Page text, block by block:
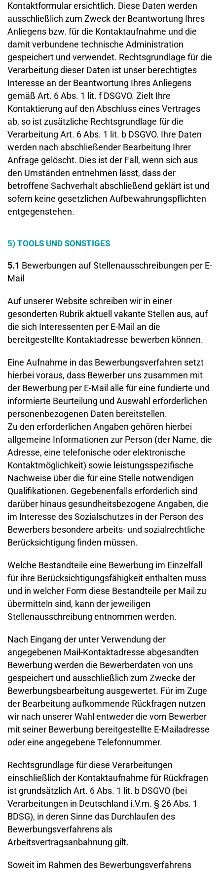
Kontaktformular ersichtlich. Diese Daten werden
ausschließlich zum Zweck der Beantwortung Ihres
Anliegens bzw. für die Kontaktaufnahme und die
damit verbundene technische Administration
gespeichert und verwendet. Rechtsgrundlage für die
Verarbeitung dieser Daten ist unser berechtigtes
Interesse an der Beantwortung Ihres Anliegens
gemäß Art. 6 Abs. 1 lit. f DSGVO. Zielt Ihre
Kontaktierung auf den Abschluss eines Vertrages
ab, so ist zusätzliche Rechtsgrundlage für die
Verarbeitung Art. 6 Abs. 1 lit. b DSGVO. Ihre Daten
werden nach abschließender Bearbeitung Ihrer
Anfrage gelöscht. Dies ist der Fall, wenn sich aus
den Umständen entnehmen lässt, dass der
betroffene Sachverhalt abschließend geklärt ist und
sofern keine gesetzlichen Aufbewahrungspflichten
entgegenstehen.
5) TOOLS UND SONSTIGES
5.1 Bewerbungen auf Stellenausschreibungen per E-
Mail
Auf unserer Website schreiben wir in einer
gesonderten Rubrik aktuell vakante Stellen aus, auf
die sich Interessenten per E-Mail an die
bereitgestellte Kontaktadresse bewerben können.
Eine Aufnahme in das Bewerbungsverfahren setzt
hierbei voraus, dass Bewerber uns zusammen mit
der Bewerbung per E-Mail alle für eine fundierte und
informierte Beurteilung und Auswahl erforderlichen
personenbezogenen Daten bereitstellen.
Zu den erforderlichen Angaben gehören hierbei
allgemeine Informationen zur Person (der Name, die
Adresse, eine telefonische oder elektronische
Kontaktmöglichkeit) sowie leistungsspezifische
Nachweise über die für eine Stelle notwendigen
Qualifikationen. Gegebenenfalls erforderlich sind
darüber hinaus gesundheitsbezogene Angaben, die
im Interesse des Sozialschutzes in der Person des
Bewerbers besondere arbeits- und sozialrechtliche
Berücksichtigung finden müssen.
Welche Bestandteile eine Bewerbung im Einzelfall
für ihre Berücksichtigungsfähigkeit enthalten muss
und in welcher Form diese Bestandteile per Mail zu
übermitteln sind, kann der jeweiligen
Stellenausschreibung entnommen werden.
Nach Eingang der unter Verwendung der
angegebenen Mail-Kontaktadresse abgesandten
Bewerbung werden die Bewerberdaten von uns
gespeichert und ausschließlich zum Zwecke der
Bewerbungsbearbeitung ausgewertet. Für im Zuge
der Bearbeitung aufkommende Rückfragen nutzen
wir nach unserer Wahl entweder die vom Bewerber
mit seiner Bewerbung bereitgestellte E-Mailadresse
oder eine angegebene Telefonnummer.
Rechtsgrundlage für diese Verarbeitungen
einschließlich der Kontaktaufnahme für Rückfragen
ist grundsätzlich Art. 6 Abs. 1 lit. b DSGVO (bei
Verarbeitungen in Deutschland i.V.m. § 26 Abs. 1
BDSG), in deren Sinne das Durchlaufen des
Bewerbungsverfahrens als
Arbeitsvertragsanbahnung gilt.
Soweit im Rahmen des Bewerbungsverfahrens